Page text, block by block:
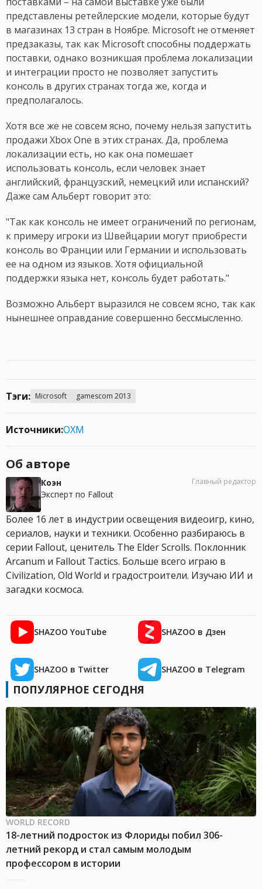
представлены ретейлерские модели, которые будут
в магазинах 13 стран в Ноябре. Microsoft не отменяет
предзаказы, так как Microsoft способны поддержать
поставки, однако возникшая проблема локализации
и интеграции просто не позволяет запустить
консоль в других странах тогда же, когда и
предполагалось.
Хотя все же не совсем ясно, почему нельзя запустить
продажи Xbox One в этих странах. Да, проблема
локализации есть, но как она помешает
использовать консоль, если человек знает
английский, французский, немецкий или испанский?
Даже сам Альберт говорит это:
"Так как консоль не имеет ограничений по регионам,
к примеру игроки из Швейцарии могут приобрести
консоль во Франции или Германии и использовать
ее на одном из языков. Хотя официальной
поддержки языка нет, консоль будет работать."
Возможно Альберт выразился не совсем ясно, так как
нынешнее оправдание совершенно бессмысленно.
Тэги: Microsoft gamescom 2013
Источники:OXM
Об авторе
Коэн
Эксперт по Fallout
Главный редактор
Более 16 лет в индустрии освещения видеоигр, кино,
сериалов, науки и техники. Особенно разбираюсь в
серии Fallout, ценитель The Elder Scrolls. Поклонник
Arcanum и Fallout Tactics. Больше всего играю в
Civilization, Old World и градостроители. Изучаю ИИ и
загадки космоса.
SHAZOO YouTube SHAZOO в Дзен
SHAZOO в Twitter SHAZOO в Telegram
ПОПУЛЯРНОЕ СЕГОДНЯ
WORLD RECORD
18-летний подросток из Флориды побил 306-
летний рекорд и стал самым молодым
профессором в истории